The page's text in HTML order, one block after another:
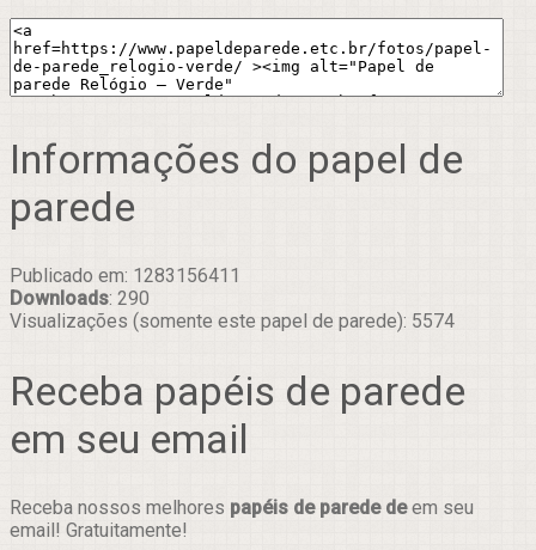
Informações do papel de
parede
Publicado em: 1283156411
Downloads: 290
Visualizações (somente este papel de parede): 5574
Receba papéis de parede
em seu email
Receba nossos melhores papéis de parede deem seu
email! Gratuitamente!